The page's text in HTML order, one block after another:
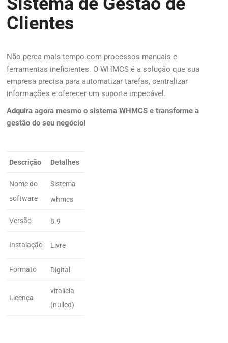
Clientes
Não perca mais tempo com processos manuais e
ferramentas ineficientes. O WHMCS é a solução que sua
empresa precisa para automatizar tarefas, centralizar
informações e oferecer um suporte impecável.
Adquira agora mesmo o sistema WHMCS e transforme a
gestão do seu negócio!
Descrição Detalhes
Nome do
software
Sistema
whmcs
Versão 8.9
Instalação Livre
Formato Digital
Licença
vitalícia
(nulled)